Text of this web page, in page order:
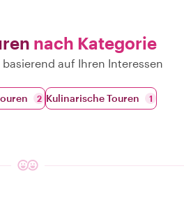
nach Kategorie
auf Ihren Interessen
2 Kulinarische Touren 1